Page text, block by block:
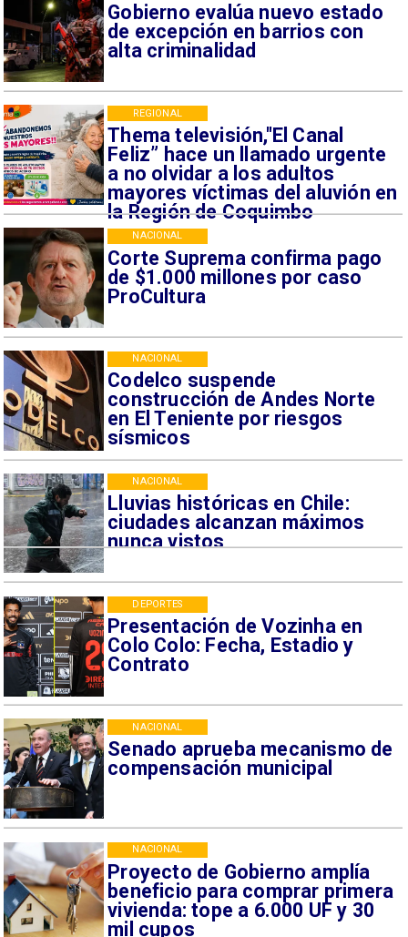
Gobierno evalúa nuevo estado
de excepción en barrios con
alta criminalidad
Thema televisión,"El Canal
Feliz” hace un llamado urgente
a no olvidar a los adultos
mayores víctimas del aluvión en
la Región de Coquimbo
REGIONAL
Corte Suprema confirma pago
de $1.000 millones por caso
ProCultura
NACIONAL
Codelco suspende
construcción de Andes Norte
en El Teniente por riesgos
sísmicos
NACIONAL
Lluvias históricas en Chile:
ciudades alcanzan máximos
nunca vistos
NACIONAL
Presentación de Vozinha en
Colo Colo: Fecha, Estadio y
Contrato
DEPORTES
Senado aprueba mecanismo de
compensación municipal
NACIONAL
Proyecto de Gobierno amplía
beneficio para comprar primera
vivienda: tope a 6.000 UF y 30
mil cupos
NACIONAL